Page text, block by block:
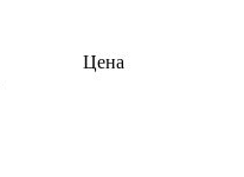
Цена